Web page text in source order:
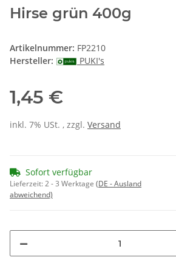
Hirse grün 400g
Artikelnummer: FP2210
Hersteller:
PUKI's
1,45 €
inkl. 7% USt. , zzgl. Versand
Sofort verfügbar
Lieferzeit:2 - 3 Werktage (DE - Ausland
abweichend)